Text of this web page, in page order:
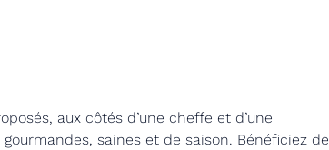
aux côtés d’une cheffe et d’une
saines et de saison. Bénéficiez de